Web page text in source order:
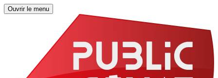
Ouvrir le menu